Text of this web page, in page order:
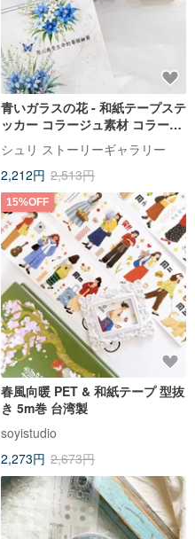
青いガラスの花 - 和紙テープステ
ッカー コラージュ素材 コラージ
ュ マスキングテープ
シュリ ストーリーギャラリー
2,212円 2,513円
15%OFF
春風向暖 PET & 和紙テープ 型抜
き 5m巻 台湾製
soyistudio
2,273円 2,673円